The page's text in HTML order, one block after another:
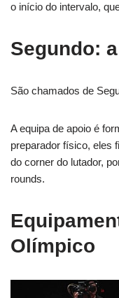
o início do intervalo,
Segundo:
São chamados de
A equipa de apoio é
preparador físico, eles
do corner do lutador,
rounds.
Olímpico